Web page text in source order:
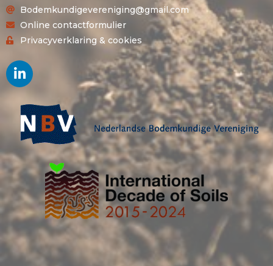
Bodemkundigevereniging@gmail.com
Online contactformulier
Privacyverklaring & cookies